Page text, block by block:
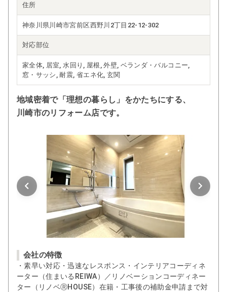
住所
神奈川県川崎市宮前区西野川2丁目22-12-302
対応部位
家全体, 居室, 水回り, 屋根, 外壁, ベランダ・バルコニー,
窓・サッシ, 耐震, 省エネ化, 玄関
地域密着で「理想の暮らし」をかたちにする、
川崎市のリフォーム店です。
会社の特徴
・素早い対応・迅速なレスポンス・インテリアコーディネ
ーター（住まいるREIWA）／リノベーションコーディネー
ター（リノベⓇHOUSE）在籍・工事後の補助金申請まで対